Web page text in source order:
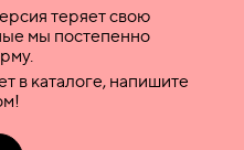
теряет свою
мы постепенно
в каталоге, напишите